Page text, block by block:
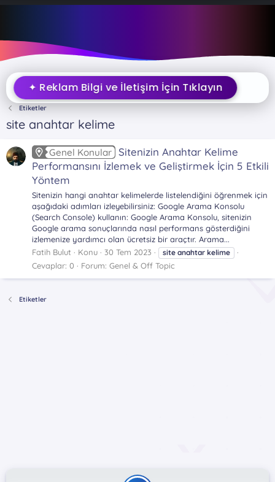
✦ Reklam Bilgi ve İletişim İçin Tıklayın
Etiketler
site anahtar kelime
Genel Konular Sitenizin Anahtar Kelime
Performansını İzlemek ve Geliştirmek İçin 5 Etkili
Yöntem
Sitenizin hangi anahtar kelimelerde listelendiğini öğrenmek için
aşağıdaki adımları izleyebilirsiniz: Google Arama Konsolu
(Search Console) kullanın: Google Arama Konsolu, sitenizin
Google arama sonuçlarında nasıl performans gösterdiğini
izlemenize yardımcı olan ücretsiz bir araçtır. Arama...
Fatih Bulut
Konu 30 Tem 2023 site anahtar kelime
Cevaplar: 0 Forum: Genel & Off Topic
Etiketler